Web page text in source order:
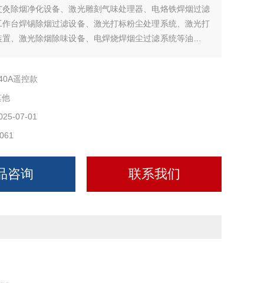
除烟净化设备、激光雕刻气味处理器、电烙铁焊烟过滤
台焊锡除烟过滤设备、激光打标粉尘处理系统、激光打
、激光除烟除味设备、电焊烧焊烟尘过滤系统等油烟粉
遥控款
他
07-01
咨询 联系我们